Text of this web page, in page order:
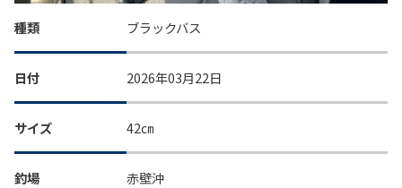
種類 ブラックバス
日付 2026年03月22日
サイズ 42㎝
釣場 赤壁沖